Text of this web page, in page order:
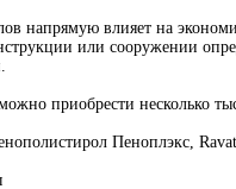
напрямую влияет на
или сооружении
приобрести несколько
Пеноплэкс,